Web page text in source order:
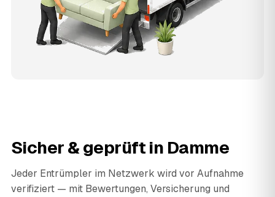
Sicher & geprüft in Damme
Jeder Entrümpler im Netzwerk wird vor Aufnahme
verifiziert — mit Bewertungen, Versicherung und